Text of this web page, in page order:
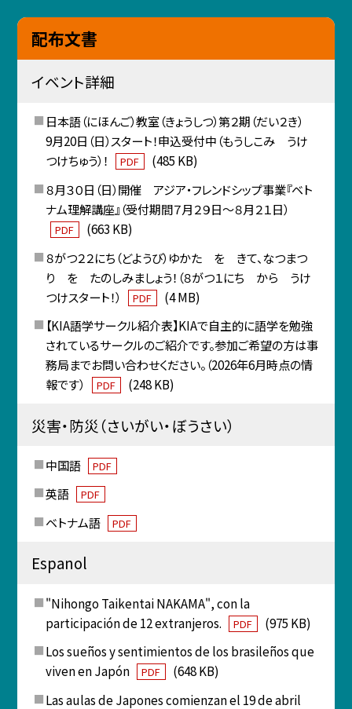
配布文書
イベント詳細
日本語（にほんご）教室（きょうしつ）第２期（だい２き）
9月20日（日）スタート！申込受付中（もうしこみ うけ
つけちゅう）！
PDF
(485 KB)
８月３０日（日）開催 アジア・フレンドシップ事業『ベト
ナム理解講座』（受付期間７月２９日～８月２１日）
PDF
(663 KB)
８がつ２２にち（どようび）ゆかた を きて、なつまつ
り を たのしみましょう！（８がつ１にち から うけ
つけスタート！）
PDF
(4 MB)
【KIA語学サークル紹介表】KIAで自主的に語学を勉強
されているサークルのご紹介です。参加ご希望の方は事
務局までお問い合わせください。（2026年6月時点の情
報です）
PDF (248 KB)
災害・防災（さいがい・ぼうさい）
中国語 PDF
英語 PDF
ベトナム語 PDF
Espanol
"Nihongo Taikentai NAKAMA", con la
participación de 12 extranjeros.
PDF
(975 KB)
Los sueños y sentimientos de los brasileños que
viven en Japón
PDF
(648 KB)
Las aulas de Japones comienzan el 19 de abril